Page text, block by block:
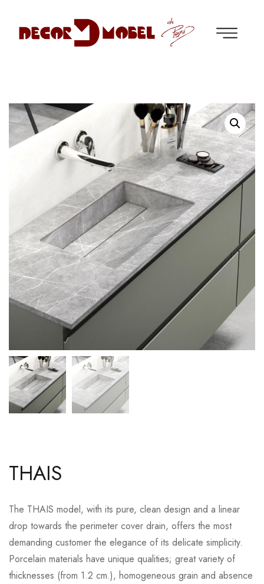
THAIS
The THAIS model, with its pure, clean design and a linear
drop towards the perimeter cover drain, offers the most
demanding customer the elegance of its delicate simplicity.
Porcelain materials have unique qualities; great variety of
thicknesses (from 1.2 cm.), homogeneous grain and absence